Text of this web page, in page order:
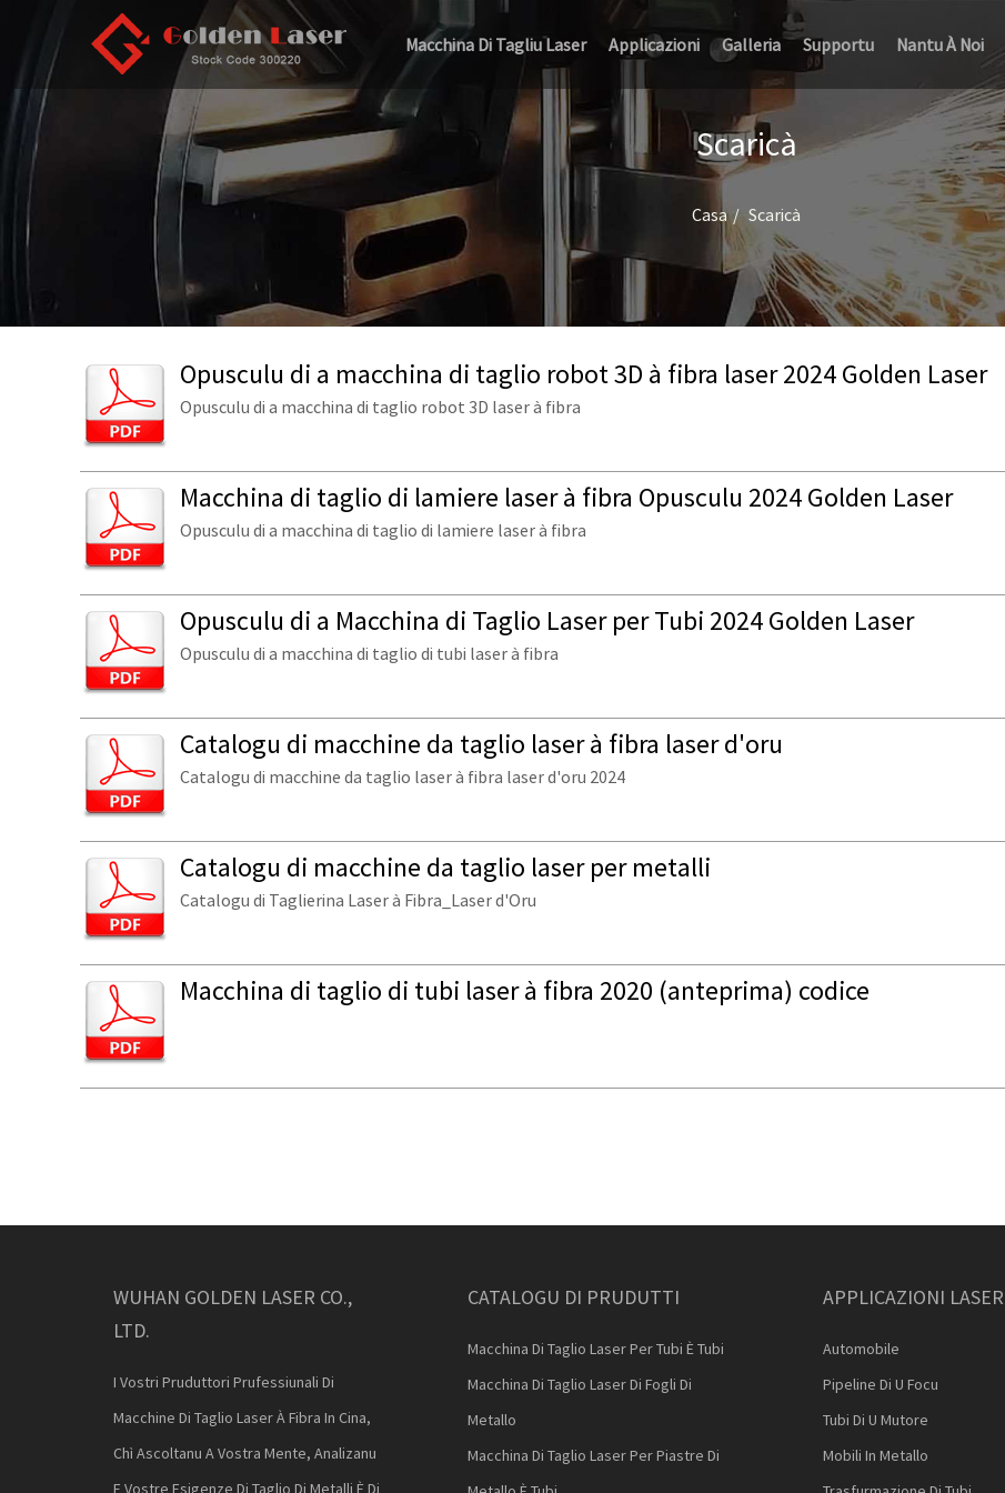
Macchina Di Tagliu Laser Applicazioni Galleria Supportu Nantu À Noi
Scaricà
Casa Scaricà
Opusculu di a macchina di taglio robot 3D à fibra laser 2024 Golden Laser
Opusculu di a macchina di taglio robot 3D laser à fibra
Macchina di taglio di lamiere laser à fibra Opusculu 2024 Golden Laser
Opusculu di a macchina di taglio di lamiere laser à fibra
Opusculu di a Macchina di Taglio Laser per Tubi 2024 Golden Laser
Opusculu di a macchina di taglio di tubi laser à fibra
Catalogu di macchine da taglio laser à fibra laser d'oru
Catalogu di macchine da taglio laser à fibra laser d'oru 2024
Catalogu di macchine da taglio laser per metalli
Catalogu di Taglierina Laser à Fibra_Laser d'Oru
Macchina di taglio di tubi laser à fibra 2020 (anteprima) codice
WUHAN GOLDEN LASER CO.,
LTD.
I Vostri Pruduttori Prufessiunali Di
Macchine Di Taglio Laser À Fibra In Cina,
Chì Ascoltanu A Vostra Mente, Analizanu
E Vostre Esigenze Di Taglio Di Metalli È Di
CATALOGU DI PRUDUTTI
Macchina Di Taglio Laser Per Tubi È Tubi
Macchina Di Taglio Laser Di Fogli Di
Metallo
Macchina Di Taglio Laser Per Piastre Di
APPLICAZIONI LASER
Automobile
Pipeline Di U Focu
Tubi Di U Mutore
Mobili In Metallo